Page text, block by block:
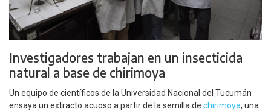
Investigadores trabajan en un insecticida
natural a base de chirimoya
Un equipo de científicos de la Universidad Nacional del Tucumán
ensaya un extracto acuoso a partir de la semilla de chirimoya, una